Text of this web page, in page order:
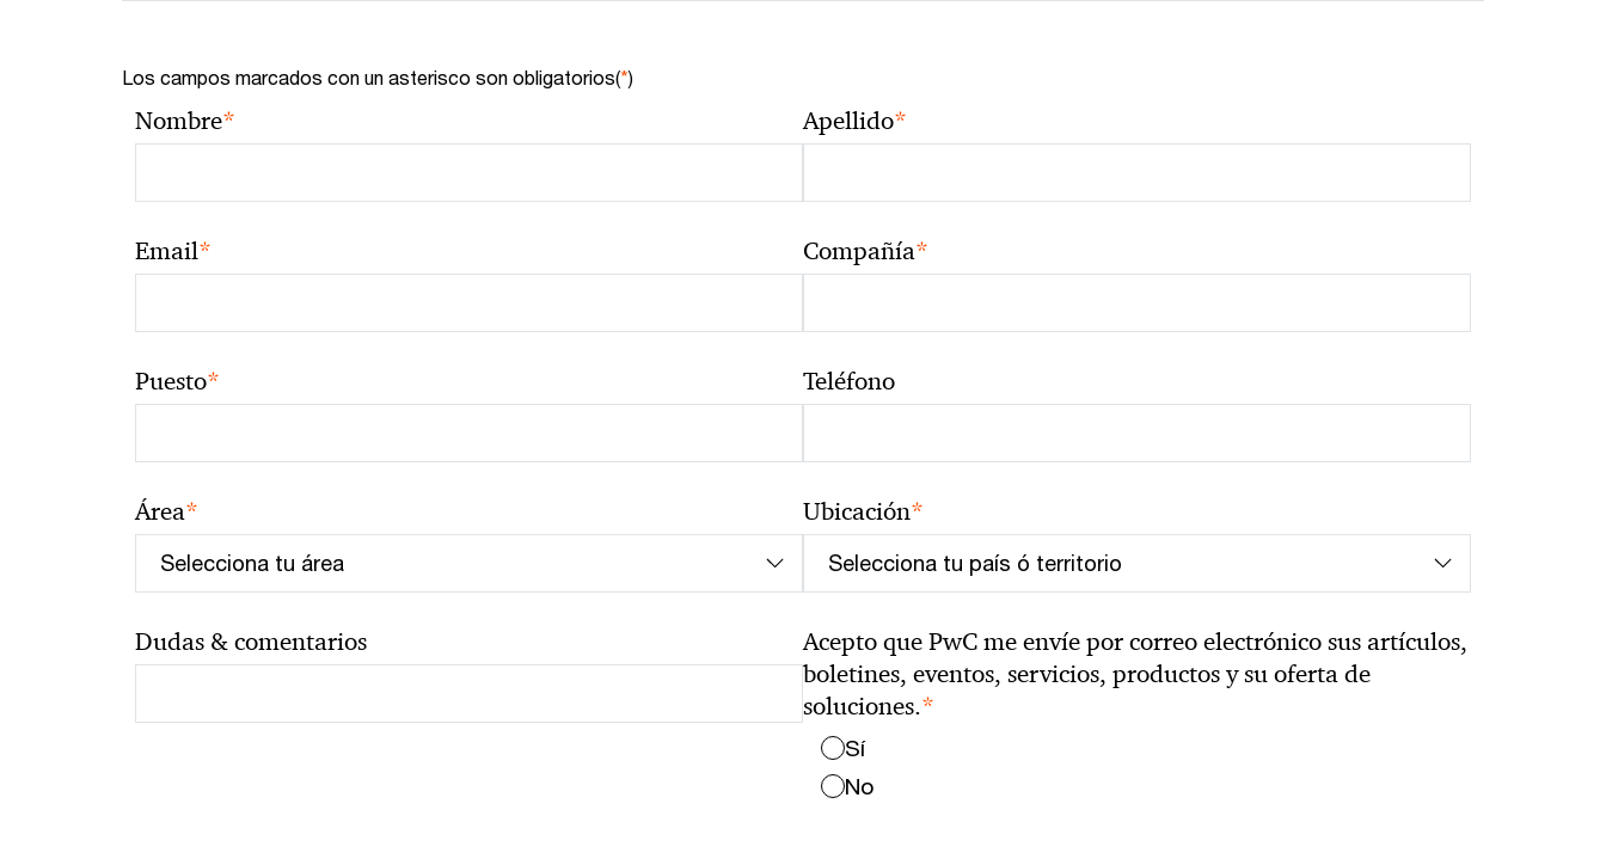
Los campos marcados con un asterisco son obligatorios(*)
Nombre* Apellido*
Email* Compañía*
Puesto* Teléfono
Área* Ubicación*
Dudas & comentarios
Acepto que PwC me envíe por correo electrónico sus artículos,
boletines, eventos, servicios, productos y su oferta de
soluciones.*
Sí
No